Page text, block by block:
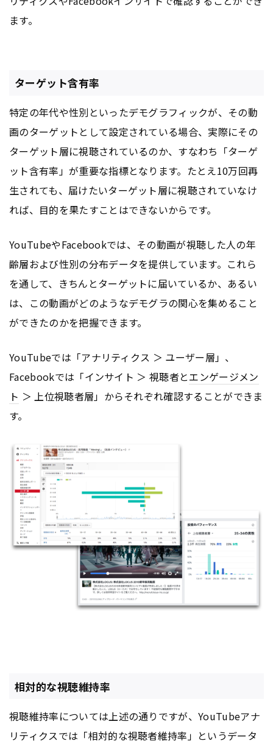
ます。
ターゲット含有率
特定の年代や性別といったデモグラフィックが、その動
画のターゲットとして設定されている場合、実際にその
ターゲット層に視聴されているのか、すなわち「ターゲ
ット含有率」が重要な指標となります。たとえ10万回再
生されても、届けたいターゲット層に視聴されていなけ
れば、目的を果たすことはできないからです。
YouTubeやFacebookでは、その動画が視聴した人の年
齢層および性別の分布データを提供しています。これら
を通して、きちんとターゲットに届いているか、あるい
は、この動画がどのようなデモグラの関心を集めること
ができたのかを把握できます。
YouTubeでは「アナリティクス ＞ ユーザー層」、
Facebookでは「インサイト ＞ 視聴者とエンゲージメン
ト ＞ 上位視聴者層」からそれぞれ確認することができま
す。
相対的な視聴維持率
視聴維持率については上述の通りですが、YouTubeアナ
リティクスでは「相対的な視聴者維持率」というデータ